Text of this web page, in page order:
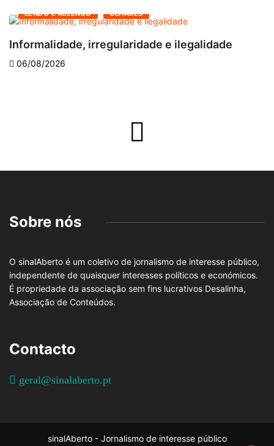
LENDO E RELENDO OLHARES
Informalidade, irregularidade e ilegalidade
06/08/2026
Sobre nós
O sinalAberto é um coletivo de jornalismo de interesse público,
independente de quaisquer interesses políticos e económicos.
É propriedade da associação sem fins lucrativos Desalinha,
Associação de Conteúdos.
Contacto
geral@sinalaberto.pt
sinalAberto - Jornalismo de interesse público